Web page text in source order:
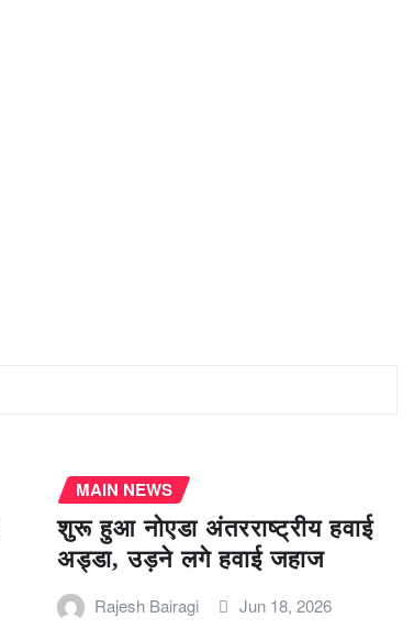
MAIN NEWS
शुरू हुआ नोएडा अंतरराष्ट्रीय हवाई
अड्डा, उड़ने लगे हवाई जहाज
Rajesh Bairagi Jun 18, 2026